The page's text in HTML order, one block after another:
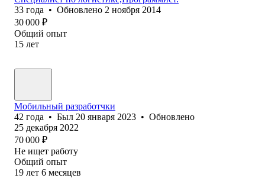
33 года • Обновлено 2 ноября 2014
30 000 ₽
Общий опыт
15 лет
Мобильный разработчки
42 года • Был 20 января 2023 • Обновлено
25 декабря 2022
70 000 ₽
Не ищет работу
Общий опыт
19 лет 6 месяцев